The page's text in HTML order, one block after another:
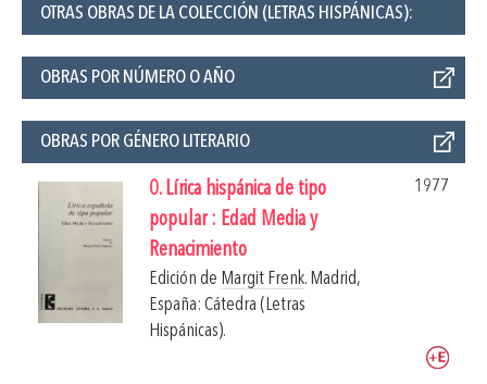
OTRAS OBRAS DE LA COLECCIÓN (LETRAS HISPÁNICAS):
OBRAS POR NÚMERO O AÑO
OBRAS POR GÉNERO LITERARIO
0. Lírica hispánica de tipo
popular : Edad Media y
Renacimiento
1977
Edición de Margit Frenk. Madrid,
España: Cátedra (Letras
Hispánicas).